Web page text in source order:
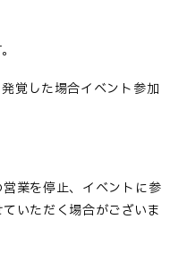
覚した場合イベント参加
業を停止、イベントに参
いただく場合がございま